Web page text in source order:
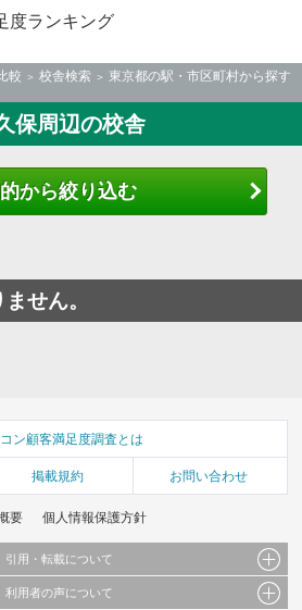
度ランキング
較 校舎検索
東京都の駅・市区町村から探す
保周辺の校舎
的から絞り込む
せん。
ン顧客満足度調査とは
掲載規約 お問い合わせ
要 個人情報保護方針
引用・転載について
文字、写真、イラスト、画像データ等）及びこれらの配
利用者の声について